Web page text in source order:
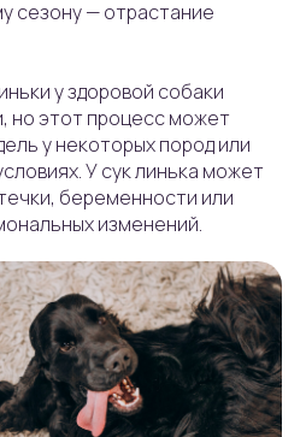
сезону — отрастание
у здоровой собаки
но этот процесс может
у некоторых пород или
У сук линька может
беременности или
изменений.